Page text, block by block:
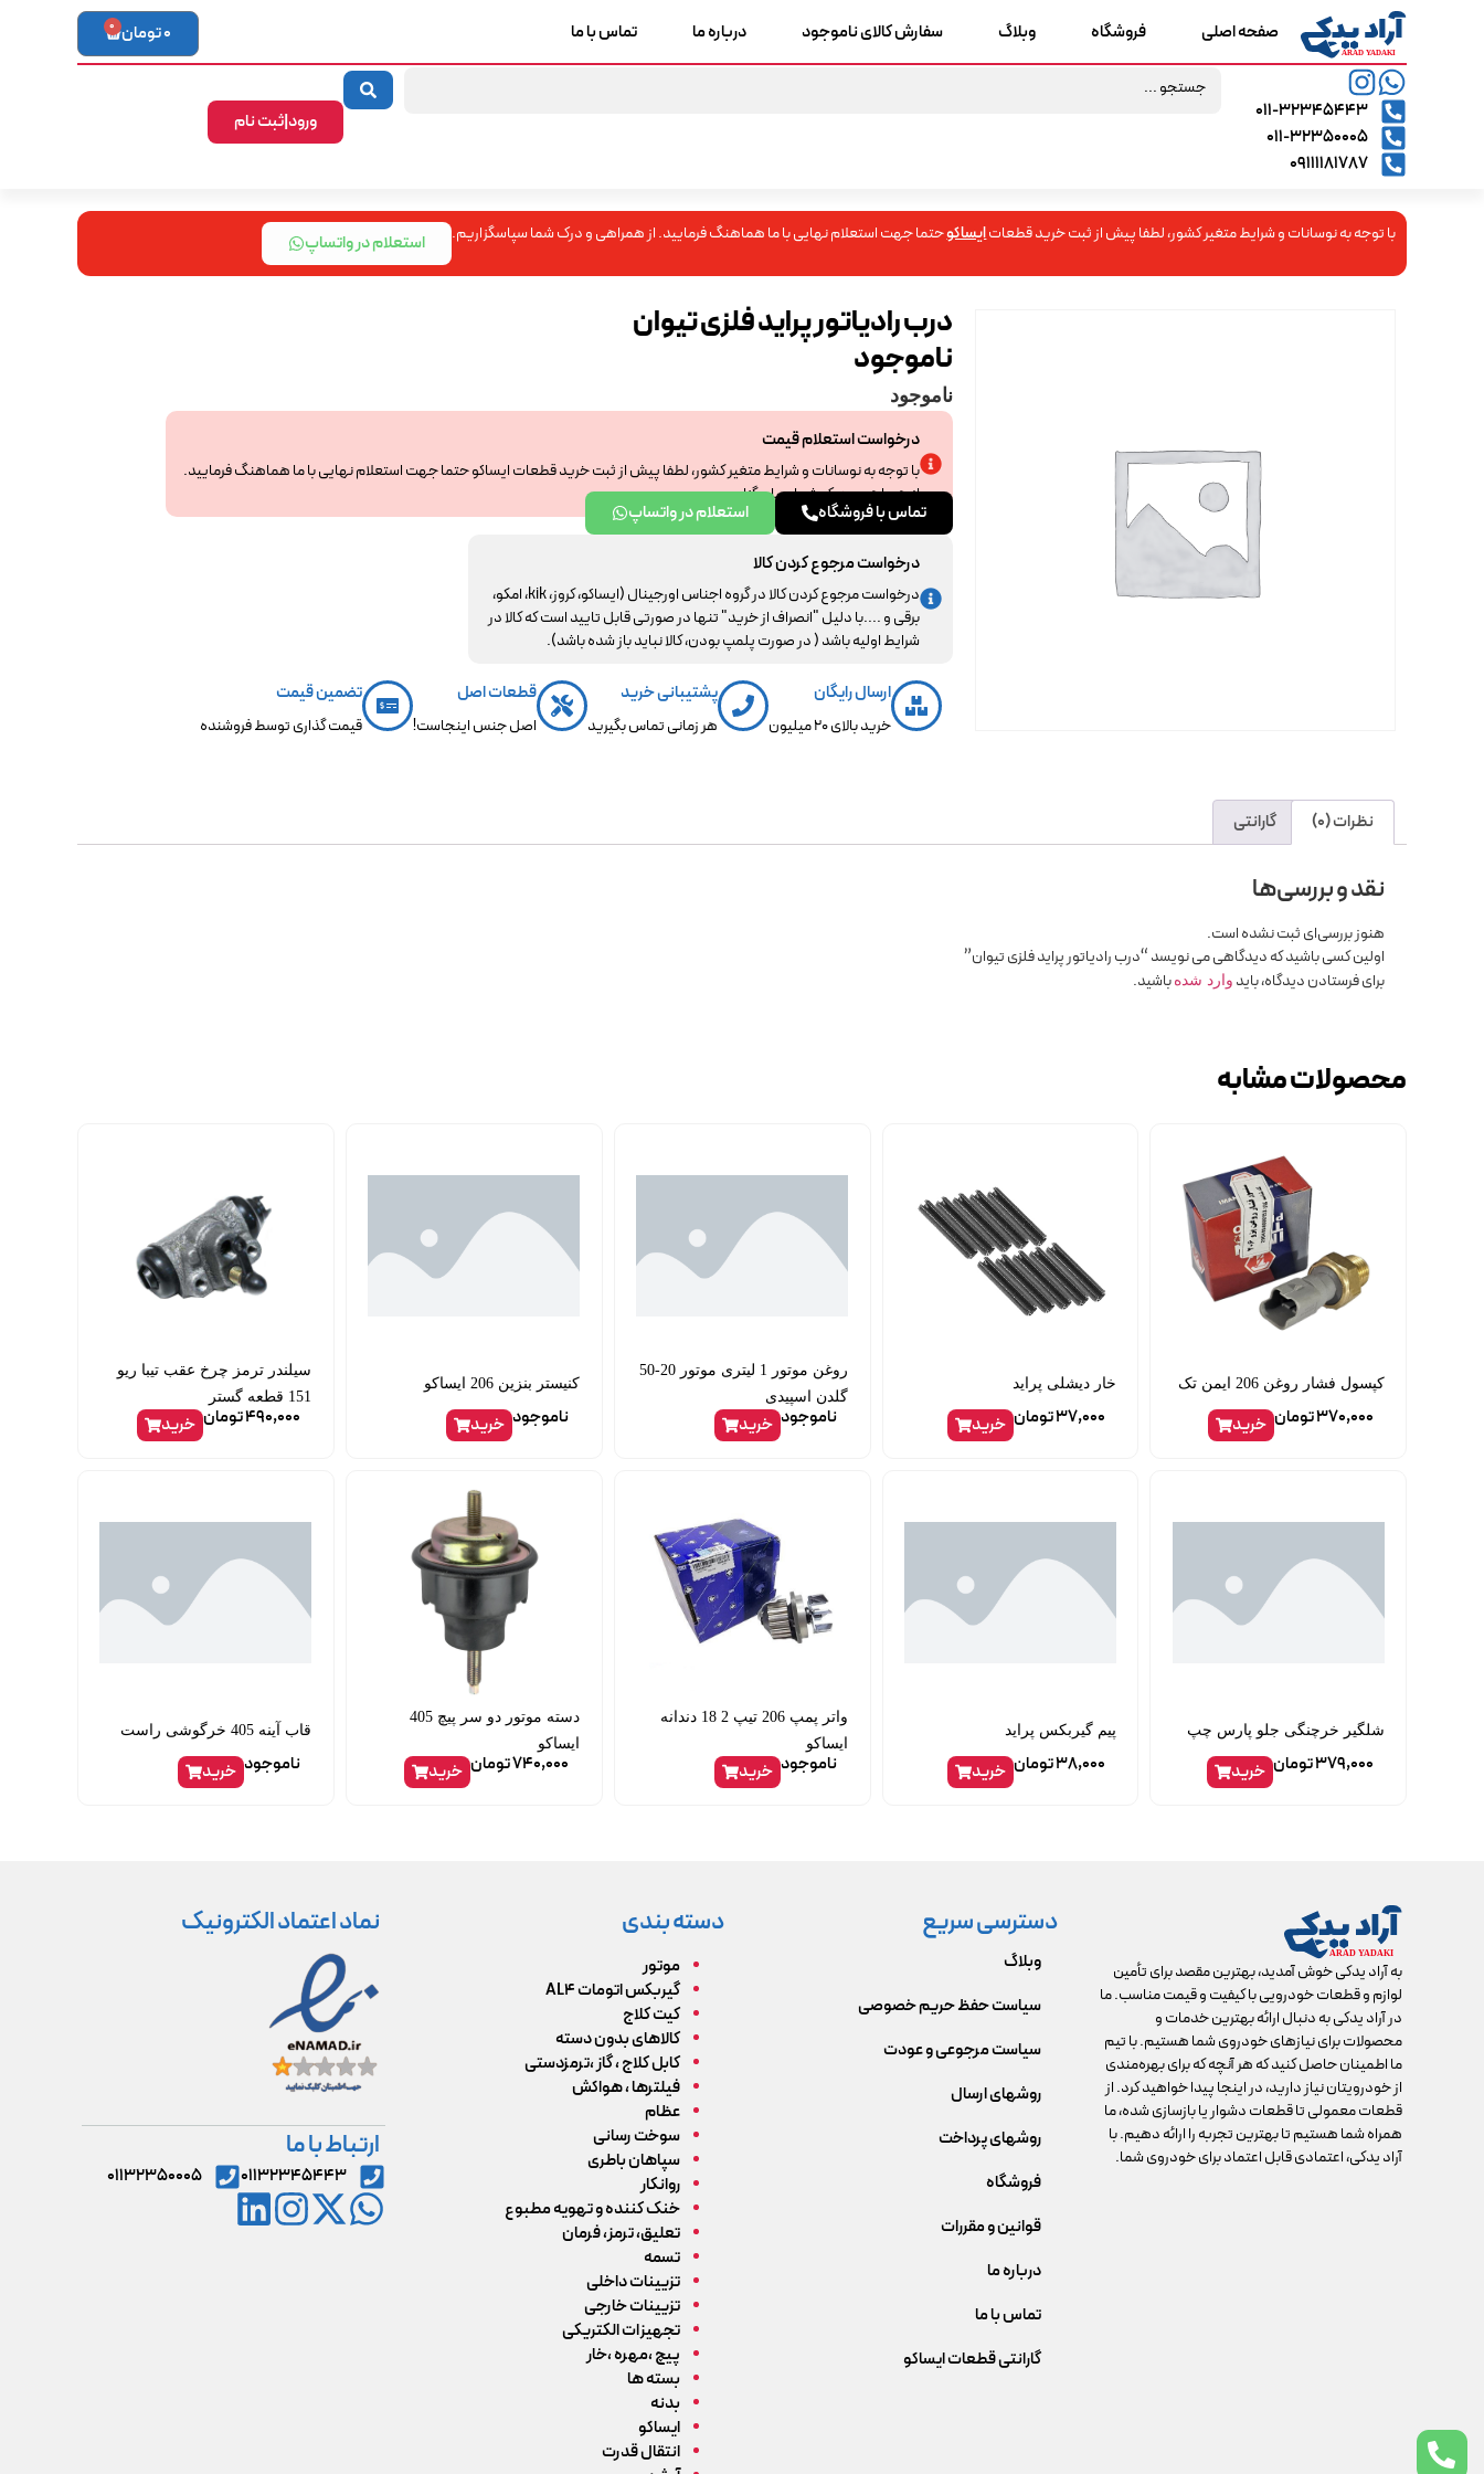
۰۱۱-۳۲۳۴۵۴۴۳
۰۱۱-۳۲۳۵۰۰۰۵
09111181787
ورود|ثبت نام
صفحه اصلی فروشگاه وبلاگ سفارش کالای ناموجود درباره ما تماس با ما 0تومان 0
با توجه به نوسانات و شرایط متغیر کشور، لطفا پیش از ثبت خرید قطعاتایساکوحتما جهت استعلام نهایی با ما هماهنگ فرمایید. از همراهی و درک شما سپاسگزاریم. استعلام در واتساپ
درب رادیاتور پراید فلزی تیوان
ناموجود
ناموجود
درخواست استعلام قیمت
با توجه به نوسانات و شرایط متغیر کشور، لطفا پیش از ثبت خرید قطعات ایساکو حتما جهت استعلام نهایی با ما هماهنگ فرمایید.
از همراهی و درک شما سپاسگزاریم.
تماس با فروشگاه
استعلام در واتساپ
درخواست مرجوع کردن کالا
درخواست مرجوع کردن کالا در گروه اجناس اورجینال (ایساکو، کروز، kik، امکو،
برقی و ....با دلیل "انصراف از خرید" تنها در صورتی قابل تایید است که کالا در
شرایط اولیه باشد ( در صورت پلمپ بودن، کالا نباید باز شده باشد).
ارسال رایگان
خرید بالای 20 میلیون
پشتیبانی خرید
هر زمانی تماس بگیرید
قطعات اصل
اصل جنس اینجاست!
تضمین قیمت
قیمت گذاری توسط فروشنده
نظرات (0) گارانتی
نقد و بررسی‌ها
هنوز بررسی‌ای ثبت نشده است.
اولین کسی باشید که دیدگاهی می نویسد “درب رادیاتور پراید فلزی تیوان”
برای فرستادن دیدگاه، باید وارد شده باشید.
محصولات مشابه
کپسول فشار روغن 206 ایمن تک
370,000تومان خرید
خار دیشلی پراید
37,000تومان خرید
روغن موتور 1 لیتری موتور 20-50
گلدن اسپیدی
ناموجود خرید
کنیستر بنزین 206 ایساکو
ناموجود خرید
سیلندر ترمز چرخ عقب تیبا ریو
151 قطعه گستر
490,000تومان خرید
شلگیر خرچنگی جلو پارس چپ
379,000تومان خرید
پیم گیربکس پراید
38,000تومان خرید
واتر پمپ 206 تیپ 2 18 دندانه
ایساکو
ناموجود خرید
دسته موتور دو سر پیچ 405
ایساکو
740,000تومان خرید
قاب آینه 405 خرگوشی راست
ناموجود خرید
به آراد یدکی خوش آمدید، بهترین مقصد برای تأمین
لوازم و قطعات خودرویی با کیفیت و قیمت مناسب. ما
در آراد یدکی به دنبال ارائه بهترین خدمات و
محصولات برای نیازهای خودروی شما هستیم. با تیم
ما اطمینان حاصل کنید که هر آنچه که برای بهره‌مندی
از خودرویتان نیاز دارید، در اینجا پیدا خواهید کرد. از
قطعات معمولی تا قطعات دشوار یا بازسازی شده، ما
همراه شما هستیم تا بهترین تجربه را ارائه دهیم. با
آراد یدکی، اعتمادی قابل اعتماد برای خودروی شما.
دسترسی سریع
وبلاگ
سیاست حفظ حریم خصوصی
سیاست مرجوعی و عودت
روشهای ارسال
روشهای پرداخت
فروشگاه
قوانین و مقررات
درباره ما
تماس با ما
گارانتی قطعات ایساکو
دسته بندی
موتور
گیربکس اتومات AL4
کیت کلاج
کالاهای بدون دسته
کابل کلاج ، گاز ،ترمزدستی
فیلترها ، هواکش
عظام
سوخت رسانی
سپاهان باطری
روانکار
خنک کننده و تهویه مطبوع
تعلیق، ترمز، فرمان
تسمه
تزیینات داخلی
تزیینات خارجی
تجهیزات الکتریکی
پیچ ،مهره ،خار
بسته ها
بدنه
ایساکو
انتقال قدرت
نماد اعتماد الکترونیک
ارتباط با ما
۰۱۱۳۲۳۴۵۴۴۳ ۰۱۱۳۲۳۵۰۰۰۵